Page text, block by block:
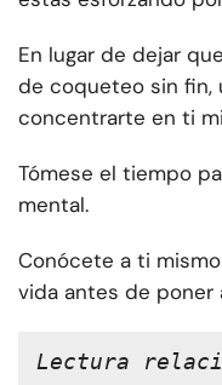
En lugar de dejar
de coqueteo sin fin,
concentrarte en ti
Tómese el tiempo
mental.
Conócete a ti
vida antes de poner
Lectura